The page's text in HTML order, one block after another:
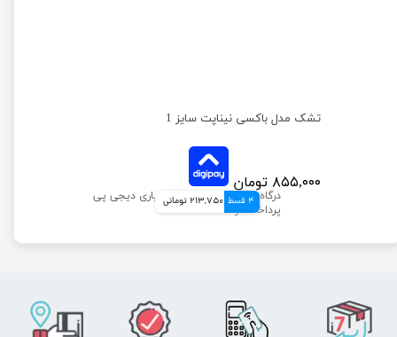
تشک مدل باکسی نیناپت سایز 1
۸۵۵,۰۰۰ تومان
4 قسط 213,750 تومانی